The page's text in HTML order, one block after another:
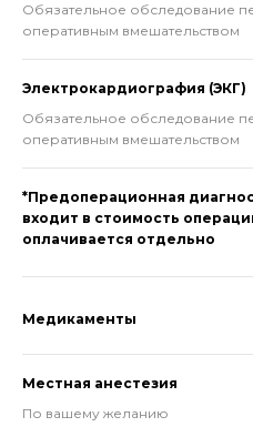
Обязательное обследование
оперативным вмешательством
Электрокардиография (ЭКГ)
Обязательное обследование
оперативным вмешательством
*Предоперационная
входит в стоимость
оплачивается отдельно
Медикаменты
Местная анестезия
По вашему желанию